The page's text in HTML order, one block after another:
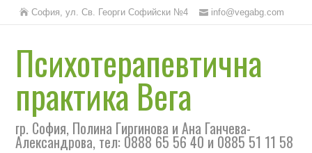
София, ул. Св. Георги Софийски №4 info@vegabg.com
Психотерапевтична
практика Вега
гр. София, Полина Гиргинова и Ана Ганчева-
Александрова, тел: 0888 65 56 40 и 0885 51 11 58